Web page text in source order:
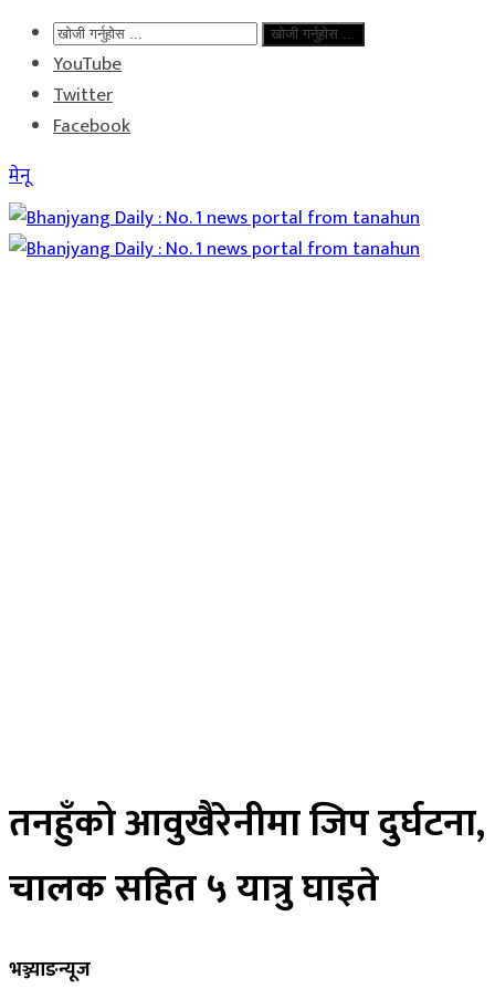
खोजी गर्नुहोस ...
YouTube
Twitter
Facebook
मेनू
तनहुँको आवुखैरेनीमा जिप दुर्घटना,
चालक सहित ५ यात्रु घाइते
भञ्ज्याङन्यूज